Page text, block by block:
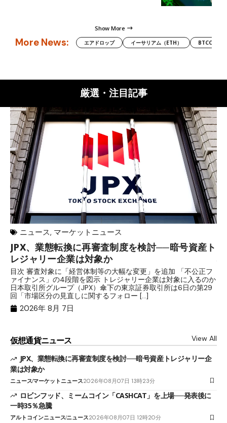
Show More
More News: エアドロップ イーサリアム（ETH） BTCC
厳選・注目記事
ニュース, マーケットニュース
JPX、業態転換に再審査制度を検討──暗号資産ト
レジャリー企業は対象か
目次 審査対象に「経営体制等の大幅な変更」を追加 「不公正フ
ァイナンス」の4段階を図示 トレジャリー企業は対象に入るのか
日本取引所グループ（JPX）傘下の東京証券取引所は6日の第29
回「市場区分の見直しに関するフォロー […]
2026年 8月 7日
仮想通貨ニュース View All
JPX、業態転換に再審査制度を検討──暗号資産トレジャリー企
業は対象か
ニュースマーケットニュース2026年08月07日 13時23分
ロビンフッド、ミームコイン「CASHCAT」を上場──発表後に
一時35％急騰
アルトコインニュースニュース2026年08月07日 12時20分